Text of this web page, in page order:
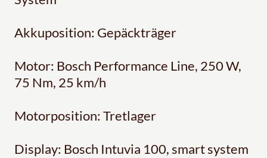
Akkuposition: Gepäckträger
Motor: Bosch Performance Line, 250 W,
75 Nm, 25 km/h
Motorposition: Tretlager
Display: Bosch Intuvia 100, smart system